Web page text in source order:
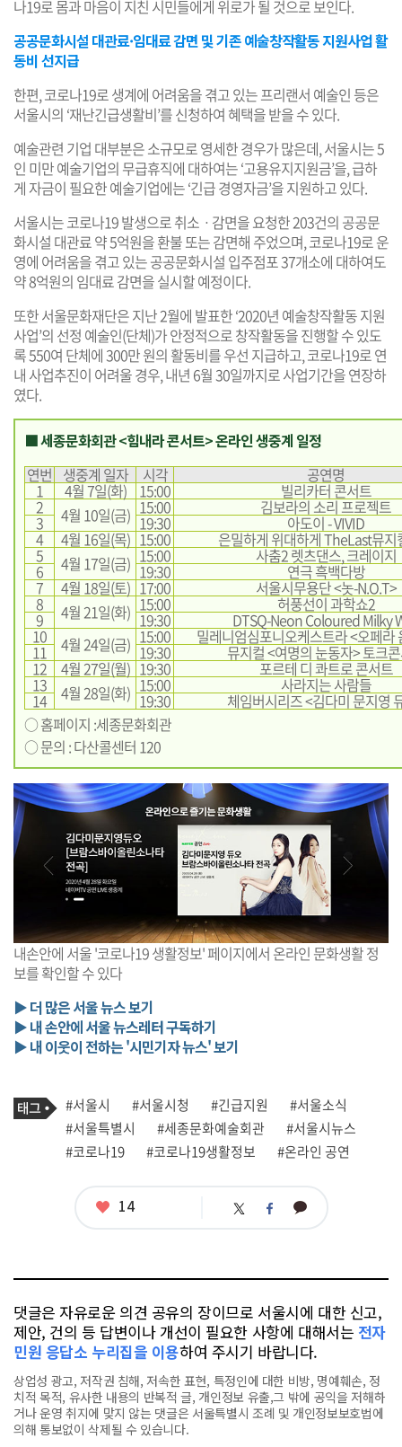
나19로 몸과 마음이 지친 시민들에게 위로가 될 것으로 보인다.
공공문화시설 대관료·임대료 감면 및 기존 예술창작활동 지원사업 활
동비 선지급
한편, 코로나19로 생계에 어려움을 겪고 있는 프리랜서 예술인 등은
서울시의 ‘재난긴급생활비’를 신청하여 혜택을 받을 수 있다.
예술관련 기업 대부분은 소규모로 영세한 경우가 많은데, 서울시는 5
인 미만 예술기업의 무급휴직에 대하여는 ‘고용유지지원금’을, 급하
게 자금이 필요한 예술기업에는 ‘긴급 경영자금’을 지원하고 있다.
서울시는 코로나19 발생으로 취소ㆍ감면을 요청한 203건의 공공문
화시설 대관료 약 5억원을 환불 또는 감면해 주었으며, 코로나19로 운
영에 어려움을 겪고 있는 공공문화시설 입주점포 37개소에 대하여도
약 8억원의 임대료 감면을 실시할 예정이다.
또한 서울문화재단은 지난 2월에 발표한 ‘2020년 예술창작활동 지원
사업’의 선정 예술인(단체)가 안정적으로 창작활동을 진행할 수 있도
록 550여 단체에 300만 원의 활동비를 우선 지급하고, 코로나19로 연
내 사업추진이 어려울 경우, 내년 6월 30일까지로 사업기간을 연장하
였다.
■ 세종문화회관 <힘내라 콘서트> 온라인 생중계 일정
연번 생중계 일자 시각 공연명
1 4월 7일(화) 15:00 빌리카터 콘서트
2 4월 10일(금) 15:00 김보라의 소리 프로젝트
3 19:30 아도이 - VIVID
4 4월 16일(목) 15:00 은밀하게 위대하게 TheLast뮤지
5 4월 17일(금) 15:00 사춤2 렛츠댄스, 크레이지
6 19:30 연극 흑백다방
7 4월 18일(토) 17:00 서울시무용단 <놋-N.O.T>
8 4월 21일(화) 15:00 허풍선이 과학쇼2
9 19:30 DTSQ-Neon Coloured Milky
10 4월 24일(금) 15:00 밀레니엄심포니오케스트라 <오페라
11 19:30 뮤지컬 <여명의 눈동자> 토크
12 4월 27일(월) 19:30 포르테 디 콰트로 콘서트
13 4월 28일(화) 15:00 사라지는 사람들
14 19:30
체임버시리즈 <김다미 문지영
○ 홈페이지 :세종문화회관
○ 문의 : 다산콜센터 120
내손안에 서울 '코로나19 생활정보' 페이지에서 온라인 문화생활 정
보를 확인할 수 있다
▶ 더 많은 서울 뉴스 보기
▶ 내 손안에 서울 뉴스레터 구독하기
▶ 내 이웃이 전하는 '시민기자 뉴스' 보기
기
사
관
련
태
태
그
#서울시 #서울시청 #긴급지원
#서울소식
#서울특별시
#세종문화예술회관
#서울시뉴스
#코로나19
#코로나19생활정보 #온라인 공연
좋
14 트 페 카
댓글은 자유로운 의견 공유의 장이므로 서울시에 대한 신고,
제안, 건의 등 답변이나 개선이 필요한 사항에 대해서는 전자
민원 응답소 누리집을 이용하여 주시기 바랍니다.
상업성 광고, 저작권 침해, 저속한 표현, 특정인에 대한 비방, 명예훼손, 정
치적 목적, 유사한 내용의 반복적 글, 개인정보 유출,그 밖에 공익을 저해하
거나 운영 취지에 맞지 않는 댓글은 서울특별시 조례 및 개인정보보호법에
의해 통보없이 삭제될 수 있습니다.